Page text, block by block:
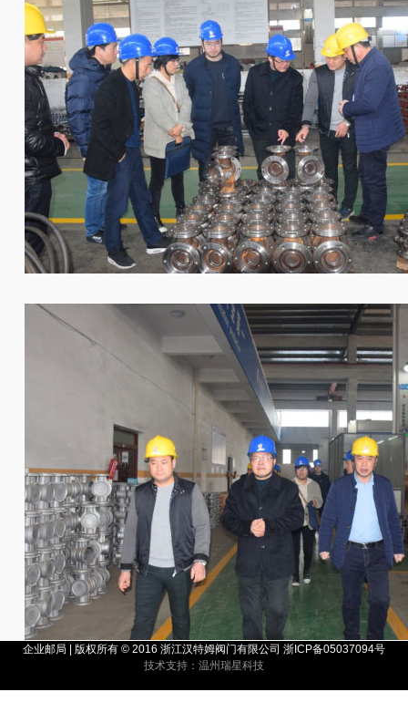
企业邮局 | 版权所有 © 2016 浙江汉特姆阀门有限公司 浙ICP备05037094号
技术支持：温州瑞星科技